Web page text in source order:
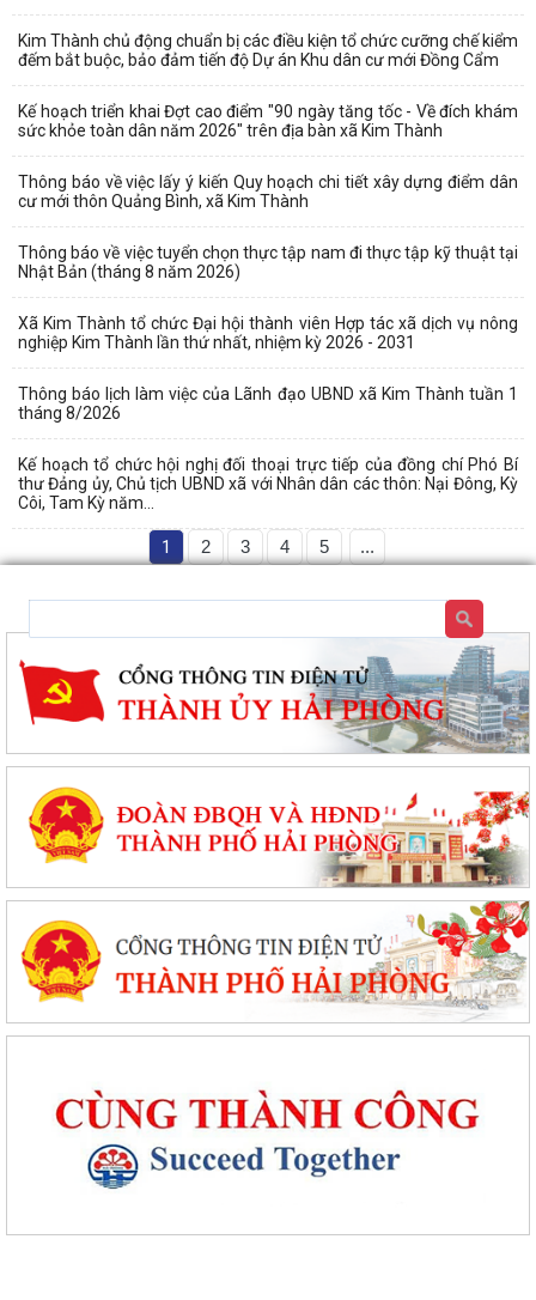
Kim Thành chủ động chuẩn bị các điều kiện tổ chức cưỡng chế kiểm
đếm bắt buộc, bảo đảm tiến độ Dự án Khu dân cư mới Đồng Cẩm
Kế hoạch triển khai Đợt cao điểm "90 ngày tăng tốc - Về đích khám
sức khỏe toàn dân năm 2026" trên địa bàn xã Kim Thành
Thông báo về việc lấy ý kiến Quy hoạch chi tiết xây dựng điểm dân
cư mới thôn Quảng Bình, xã Kim Thành
Thông báo về việc tuyển chọn thực tập nam đi thực tập kỹ thuật tại
Nhật Bản (tháng 8 năm 2026)
Xã Kim Thành tổ chức Đại hội thành viên Hợp tác xã dịch vụ nông
nghiệp Kim Thành lần thứ nhất, nhiệm kỳ 2026 - 2031
Thông báo lịch làm việc của Lãnh đạo UBND xã Kim Thành tuần 1
tháng 8/2026
Kế hoạch tổ chức hội nghị đối thoại trực tiếp của đồng chí Phó Bí
thư Đảng ủy, Chủ tịch UBND xã với Nhân dân các thôn: Nại Đông, Kỳ
Côi, Tam Kỳ năm...
1 2 3 4 5 ...